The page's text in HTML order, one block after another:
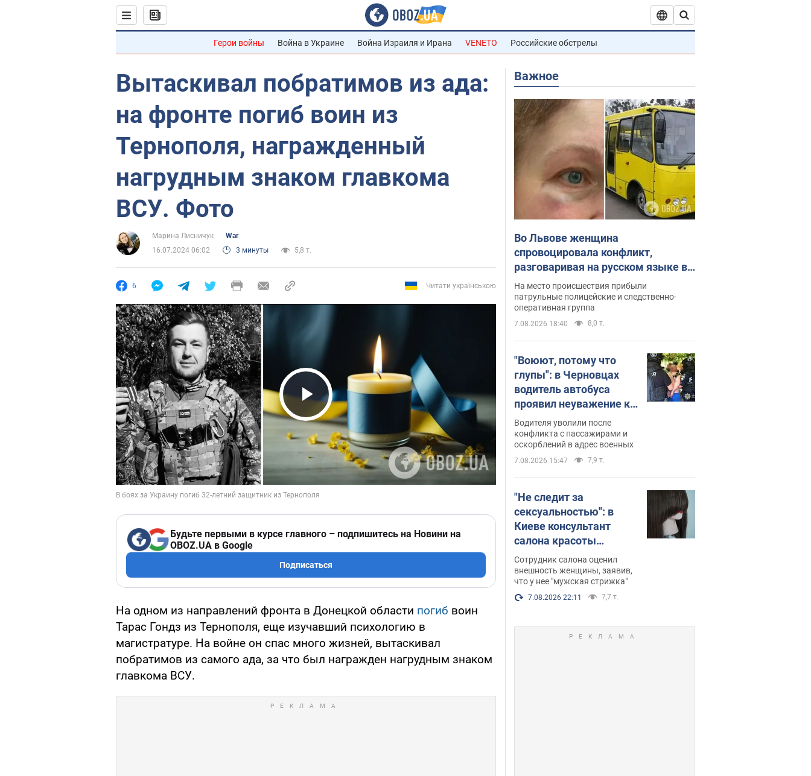
Герои войны Война в Украине Война Израиля и Ирана VENETO Российские обстрелы
Вытаскивал побратимов из ада:
на фронте погиб воин из
Тернополя, награжденный
нагрудным знаком главкома
ВСУ. Фото
Марина Лисничук
War
16.07.2024 06:02
3 минуты 5,8 т.
6 Читати українською
Play Video
Будьте первыми в курсе главного – подпишитесь на Новини на
OBOZ.UA в Google
Подписаться
На одном из направлений фронта в Донецкой области погиб воин
Тарас Гондз из Тернополя, еще изучавший психологию в
магистратуре. На войне он спас много жизней, вытаскивал
побратимов из самого ада, за что был награжден нагрудным знаком
главкома ВСУ.
Важное
Во Львове женщина
спровоцировала конфликт,
разговаривая на русском языке в
маршрутке: полиция составила
административный протокол.
Видео
На место происшествия прибыли
патрульные полицейские и следственно-
оперативная группа
7.08.2026 18:40 8,0 т.
"Воюют, потому что
глупы": в Черновцах
водитель автобуса
проявил неуважение к
украинским военным и
поплатился за это.
Видео
Водителя уволили после
конфликта с пассажирами и
оскорблений в адрес военных
7.08.2026 15:47 7,9 т.
"Не следит за
сексуальностью": в
Киеве консультант
салона красоты
оскорбил женщину
после химиотерапии,
разгорелся скандал.
Фото
Сотрудник салона оценил
внешность женщины, заявив,
что у нее "мужская стрижка"
7.08.2026 22:11 7,7 т.